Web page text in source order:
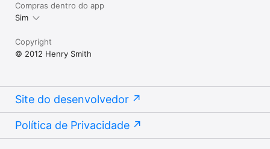
Compras dentro do app
Sim
Copyright
© 2012 Henry Smith
Site do desenvolvedor
Política de Privacidade